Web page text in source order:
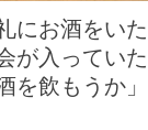
にお酒をい
が入ってい
を飲もうか